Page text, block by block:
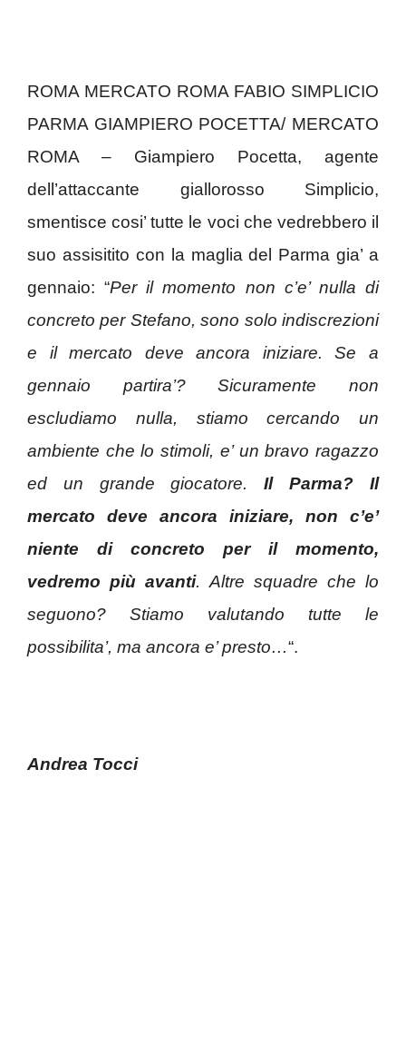
ROMA MERCATO ROMA FABIO SIMPLICIO
PARMA GIAMPIERO POCETTA/ MERCATO
ROMA – Giampiero Pocetta, agente
dell’attaccante giallorosso Simplicio,
smentisce cosi’ tutte le voci che vedrebbero il
suo assisitito con la maglia del Parma gia’ a
gennaio: “Per il momento non c’e’ nulla di
concreto per Stefano, sono solo indiscrezioni
e il mercato deve ancora iniziare. Se a
gennaio partira’? Sicuramente non
escludiamo nulla, stiamo cercando un
ambiente che lo stimoli, e’ un bravo ragazzo
ed un grande giocatore.Il Parma? Il
mercato deve ancora iniziare, non c’e’
niente di concreto per il momento,
vedremo più avanti. Altre squadre che lo
seguono? Stiamo valutando tutte le
possibilita’, ma ancora e’ presto…“.
Andrea Tocci